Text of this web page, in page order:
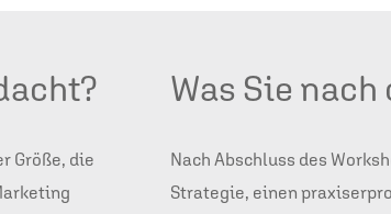
Größe, die
Was Sie
Nach Abschluss des
Strategie, einen